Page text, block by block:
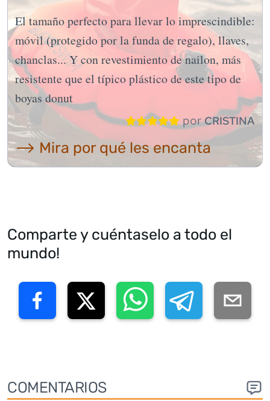
El tamaño perfecto para llevar lo imprescindible:
móvil (protegido por la funda de regalo), llaves,
chanclas... Y con revestimiento de nailon, más
resistente que el típico plástico de este tipo de
boyas donut
porCRISTINA
⟶ Mira por qué les encanta
Comparte y cuéntaselo a todo el
mundo!
COMENTARIOS